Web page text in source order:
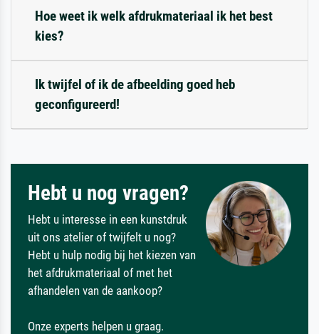
Hoe weet ik welk afdrukmateriaal ik het best
kies?
Ik twijfel of ik de afbeelding goed heb
geconfigureerd!
Hebt u nog vragen?
Hebt u interesse in een kunstdruk
uit ons atelier of twijfelt u nog?
Hebt u hulp nodig bij het kiezen van
het afdrukmateriaal of met het
afhandelen van de aankoop?
Onze experts helpen u graag.